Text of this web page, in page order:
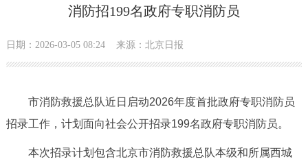
政务公开
市领导 机构职能 政策服务
消防招199名政府专职消防员
日期：2026-03-05 08:24 来源：北京日报
市消防救援总队近日启动2026年度首批政府专职消防员
招录工作，计划面向社会公开招录199名政府专职消防员。
本次招录计划包含北京市消防救援总队本级和所属西城